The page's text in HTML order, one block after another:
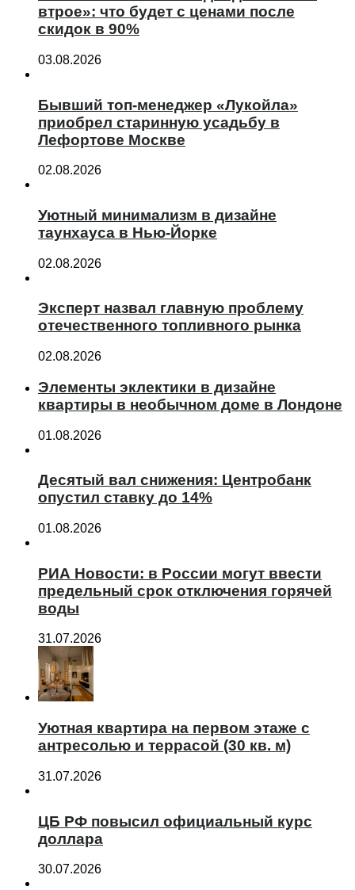
втрое»: что будет с ценами после
скидок в 90%
03.08.2026
Бывший топ-менеджер «Лукойла»
приобрел старинную усадьбу в
Лефортове Москве
02.08.2026
Уютный минимализм в дизайне
таунхауса в Нью-Йорке
02.08.2026
Эксперт назвал главную проблему
отечественного топливного рынка
02.08.2026
Элементы эклектики в дизайне
квартиры в необычном доме в Лондоне
01.08.2026
Десятый вал снижения: Центробанк
опустил ставку до 14%
01.08.2026
РИА Новости: в России могут ввести
предельный срок отключения горячей
воды
31.07.2026
Уютная квартира на первом этаже с
антресолью и террасой (30 кв. м)
31.07.2026
ЦБ РФ повысил официальный курс
доллара
30.07.2026